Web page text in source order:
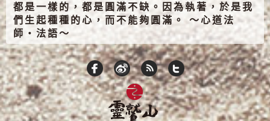
都是一樣的，都是圓滿不缺。因為執著，於是我
們生起種種的心，而不能夠圓滿。 ～心道法
師‧法語～